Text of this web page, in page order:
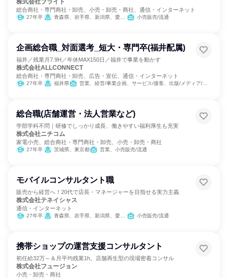
株式会社ブライト
総合商社・専門商社・卸売、小売・卸売・商社、通信・インターネット
27年卒 青森県、岩手県、新潟県、愛知県、大阪府、兵庫県、奈良県、和歌山県、鳥取県、島根県、岡山県、広島県、山口県、徳島県、香川県、愛媛県、高知県 小売販売/流通
企画総合職_対面選考_短大・専門卒(福井配属)
福井／残業月7.9H／年休MAX150日／福井で事業を動かす
株式会社ALLCONNECT
総合商社・専門商社・卸売、広告・宣伝、通信・インターネット
27年卒 福井県 営業、経営/事業企画、サービス/接客、出版/メディア/芸能/エンタメ専門職、商品企画、マーケティング・広告・宣伝、カスタマーサクセス、カスタマーサポート/コールセンター
総合職(店舗運営・法人営業など)
学部学科不問｜研修でしっかり成長、働きやすい福利厚生も充実
株式会社ニチコム
家電小売、総合商社・専門商社・卸売、小売・卸売・商社
27年卒 茨城県、東京都 営業、小売販売/流通
モバイルコンサルタント職
販売から経営へ！20代で店長・マネージャーを目指せる実力主義
株式会社テネイシャス
通信・インターネット
27年卒 青森県、岩手県、新潟県、愛知県、大阪府、兵庫県、奈良県、和歌山県、鳥取県、島根県、岡山県、広島県、山口県、徳島県、香川県、愛媛県、高知県 小売販売/流通
携帯ショップの運営支援コンサルタント
初任給32万～＆月平均残業1h。店舗再生型の現場密着コンサル
株式会社フュージョン
小売・卸売・商社